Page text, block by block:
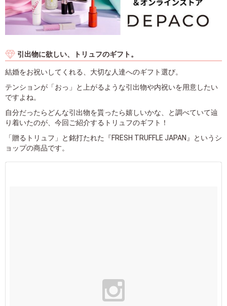
引出物に欲しい、トリュフのギフト。
結婚をお祝いしてくれる、大切な人達へのギフト選び。
テンションが「おっ」と上がるような引出物や内祝いを用意したい
ですよね。
自分だったらどんな引出物を貰ったら嬉しいかな、と調べていて辿
り着いたのが、今回ご紹介するトリュフのギフト！
「贈るトリュフ」と銘打たれた『FRESH TRUFFLE JAPAN』というシ
ョップの商品です。